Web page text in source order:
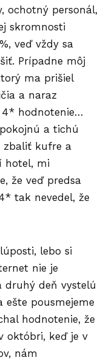
ochotný personál,
skromnosti
veď vždy sa
Prípadne môj
ma prišiel
a naraz
4* hodnotenie…
a tichú
zbaliť kufre a
hotel, mi
že veď predsa
tak nevedel, že
lebo si
nie je
druhý deň vystelú
ešte pousmejeme
hodnotenie, že
októbri, keď je v
nám